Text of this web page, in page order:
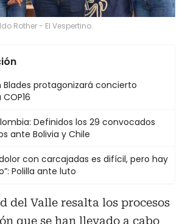
Rother - El Vespertino.
Blades protagonizará concierto
Definidos los 29 convocados
ante Bolivia y Chile
con carcajadas es difícil, pero hay
Polilla ante luto
del Valle resalta los procesos
que se han llevado a cabo